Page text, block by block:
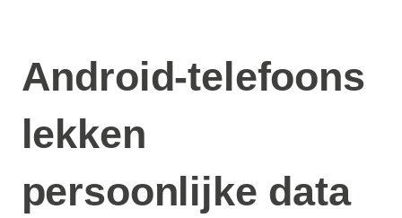
Android-telefoons
lekken
persoonlijke data